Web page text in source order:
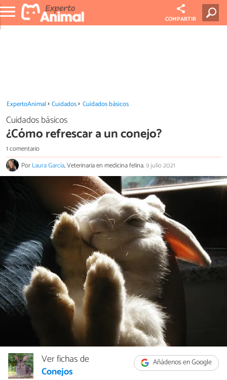
COMPARTIR
ExpertoAnimal Cuidados Cuidados básicos
Cuidados básicos
¿Cómo refrescar a un conejo?
1 comentario
PorLaura García, Veterinaria en medicina felina.9 julio 2021
Añádenos en Google
Ver fichas de
Conejos